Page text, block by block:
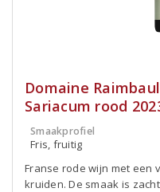
Domaine
Sariacum rood
Smaakprofiel
Fris, fruitig
Franse rode wijn met een
kruiden. De smaak is